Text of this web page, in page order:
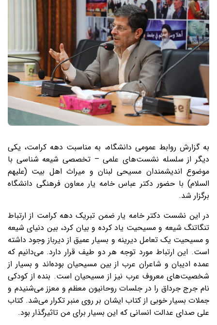
به گزارش روابط عمومی دانشگاه، به مناسبت دهه کرامت، یکی
دیگر از سلسله نشست‌های علمی – تخصصی شیعه شناسی با
موضوع اندیشمندان مسیحی لبنان و میراث اهل بیت (علیهم
السلام) با حضور دکتر عباس خامه یار معاون فرهنگی دانشگاه
برگزار شد.
در این نشست دکتر خامه یار ضمن تبریک دهه کرامت از ارتباط
تنگاتنگ شیعه و مسیحیت یاد کرده و بیان کرد، بین دنیای شیعه
و مسیحیت یک تعامل دیرینه و بسیار عمیق از دیرباز وجود داشته
است. این ارتباط مورد توجه هر دو طیف قرار دارد. می‌دانیم که
عمده ادیبان و شاعران عرب از بین مسیحیان بوده‌اند و بسیار از
شخصیت‌های معروف عرب نیز از مسیحیان است. بنده از کودکی
نام جرج جرداق را در جلسات روحانیون معظم و معزز می‌شنیدم و
جملات بسیار خوبی از کتاب ایشان بر روی منبر تکرار می‌شد. کتاب
علی صدای عدالت انسانی که این بسیار برای من تاثیرگذار بود.